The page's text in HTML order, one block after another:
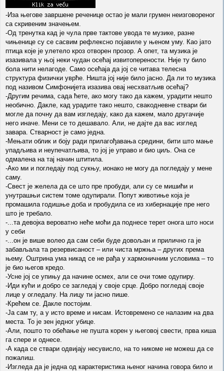
-Иза његове завршене реченице остао је мали грумен неизговореног
са скривеним значењем.
-Од тренутка кад је чула прве тактове увода те музике, разне
чињенице су се сасвим рефлексно појавиле у њеном уму. Као јато
птица које је улетело кроз отворен прозор. А опет, та музика је
изазивала у њој неки чудан осећај извитоперености. Није ту било
бола нити нелагоде. Само осећаја да јој се читава телесна
структура физички уврће. Ништа јој није било јасно. Да ли то музика
под називом Симфонијета изазива овај несхватљив осећај?
-Другим речима, сада ћете, ако могу тако да кажем, урадити нешто
необично. Дакле, кад урадите тако нешто, свакодневне ствари би
могле да почну да вам изгледају, како да кажем, мало другачије
него иначе. Мени се то дешавало. Али, не дајте да вас изглед
завара. Стварност је само једна.
-Мењати облик и боју ради прилагођавања средини, бити што мање
упадљива и неупечатљива, то јој је управо и био циљ. Она се
одмалена на тај начин штитила.
-Ако ми и погледају под сукњу, ионако не могу да погледају у мене
саму.
-Свест је желела да се што пре пробуди, али су се мишићи и
унутрашњи систем томе одупирали. Попут животиње која је
промашила годишње доба и пробудила се из хибернације пре него
што је требало.
-...та девојка вероватно неће моћи да поднесе терет онога што носи
у себи
-...он је више волео да сам себи буде довољан и прилично га је
забављала та резервисаност – или чиста мржња – других према
њему. Оштрина ума никад се не рађа у хармоничним условима – то
је био његов кредо.
-Усне јој се упињу да начине осмех, али се очи томе одупиру.
-Иди кући и добро се загледај у своје срце. Добро погледај своје
лице у огледалу. На лицу ти јасно пише.
-Крећем се. Дакле постојим.
-Ја сам ту, а у исто време и нисам. Истовремено се налазим на два
места. То је зен једног убице.
-Али, пошто то обећање не пушта корен у његовој свести, прва киша
га спере и однесе.
-А када се ствари одвијају несувисло, на то никоме не можеш да се
пожалиш.
-Изгледа да је једна од карактеристика њеног начина говора било и